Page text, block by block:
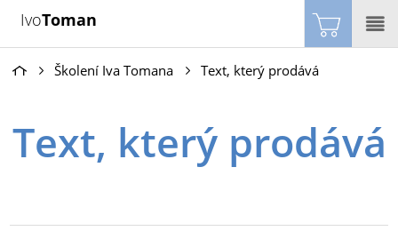
IvoToman
Školení Iva Tomana Text, který prodává
Text, který prodává